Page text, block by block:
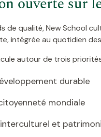
de qualité, New School
intégrée au quotidien
autour de trois
durable
mondiale
et